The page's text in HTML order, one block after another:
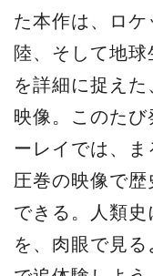
た本作は、ロ
陸、そして地
を詳細に捉え
映像。このた
ーレイでは、
圧巻の映像で
できる。人類
を、肉眼で見